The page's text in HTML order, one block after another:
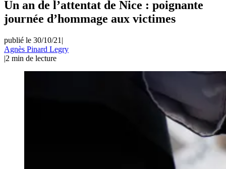
Un an de l’attentat de Nice : poignante
journée d’hommage aux victimes
publié le 30/10/21 |
Agnès Pinard Legry
|2 min de lecture